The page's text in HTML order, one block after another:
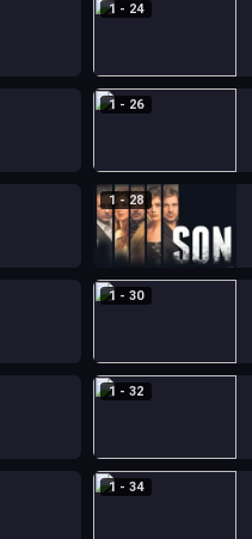
1 - 24
1 - 26
1 - 28
1 - 30
1 - 32
1 - 34